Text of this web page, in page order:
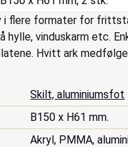
i flere formater for
hylle, vinduskarm etc.
Hvitt ark
Skilt, aluminiumsfot
B150 x H61 mm.
Akryl, PMMA,